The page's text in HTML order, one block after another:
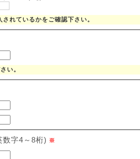
れているかをご確認下さい。
い。
数字4～8桁) ※